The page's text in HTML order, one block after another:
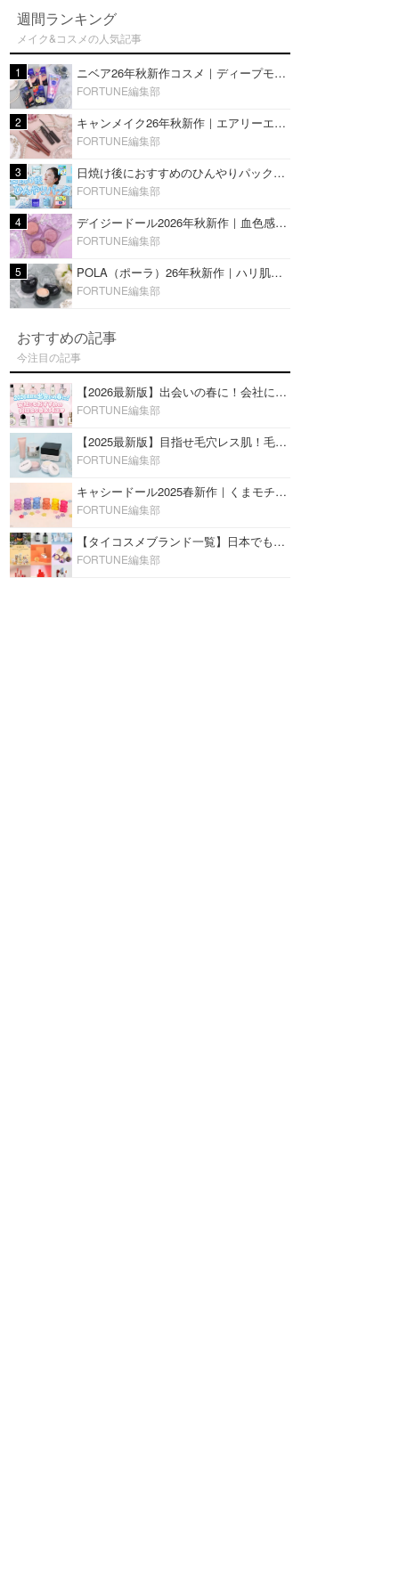
週間ランキング
メイク&コスメの人気記事
1 ニベア26年秋新作コスメ｜ディープモイスチャーリップの美容液タイプや2in1ボディクリームスクラブも
FORTUNE編集部
2 キャンメイク26年秋新作｜エアリーエクステンションライナー＆カールスナイパーマスカラ新色をレビュー
FORTUNE編集部
3 日焼け後におすすめのひんやりパック14選｜暑い夏にぴったりな冷凍／鎮静／うるおいチャージマスクを紹介
FORTUNE編集部
4 デイジードール2026年秋新作｜血色感が可愛い♡『パウダー ブラッシュ ブルーム』新3色をレビュー
FORTUNE編集部
5 POLA（ポーラ）26年秋新作｜ハリ肌を叶える『B.A デイ プランプ ファンデーション』を口コミ
FORTUNE編集部
おすすめの記事
今注目の記事
【2026最新版】出会いの春に！会社にもおすすめの好印象な香水14選♡ビジネスの場での香水マナーも
FORTUNE編集部
【2025最新版】目指せ毛穴レス肌！毛穴を埋めて隠す「おすすめ部分用下地＆プライマー」ランキング♡
FORTUNE編集部
キャシードール2025春新作｜くまモチーフのミニリップ「シャイニーベア リップモイスト」をレビュー♡
FORTUNE編集部
【タイコスメブランド一覧】日本でも人気沸騰中の“タイコスメ”ブランド20選！
FORTUNE編集部